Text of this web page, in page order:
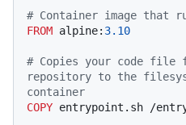
# Container image that
FROM alpine: 3.10
# Copies your code file
repository to the
container
COPY entrypoint.sh /